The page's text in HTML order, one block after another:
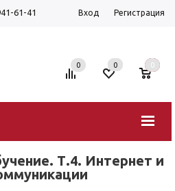
61-41 Вход Регистрация
0 0 0
Т.4. Интернет и